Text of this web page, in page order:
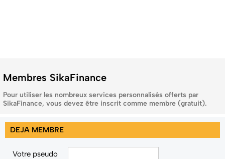
Membres SikaFinance
Pour utiliser les nombreux services personnalisés offerts par
SikaFinance, vous devez être inscrit comme membre (gratuit).
DEJA MEMBRE
Votre pseudo